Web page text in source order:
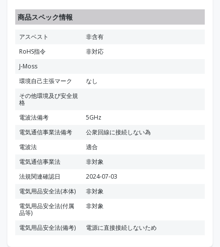
商品スペック情報
アスベスト
非含有
RoHS指令
非対応
J-Moss
環境自己主張マーク
なし
その他環境及び安全規
格
電波法備考
5GHz
電気通信事業法備考
公衆回線に接続しない為
電波法
適合
電気通信事業法
非対象
法規関連確認日
2024-07-03
電気用品安全法(本体)
非対象
電気用品安全法(付属
品等)
非対象
電気用品安全法(備考) 電源に直接接続しないため